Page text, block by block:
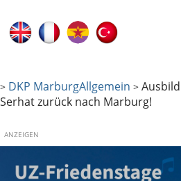
> DKP MarburgAllgemein >
Serhat zurück nach Marburg!
ANZEIGEN